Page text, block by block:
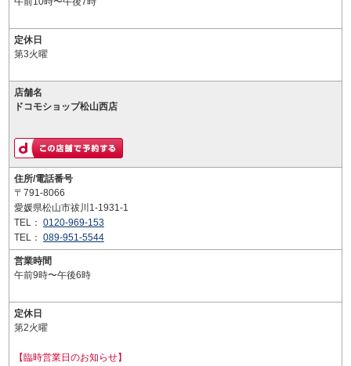
定休日
第3火曜
店舗名
ドコモショップ松山西店
住所/電話番号
〒791-8066
愛媛県松山市祓川1-1931-1
TEL： 0120-969-153
TEL： 089-951-5544
営業時間
午前9時〜午後6時
定休日
第2火曜
【臨時営業日のお知らせ】